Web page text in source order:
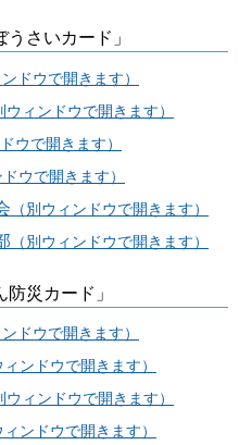
さいカード」
ンドウで開きます）
ウィンドウで開きます）
ウで開きます）
ドウで開きます）
（別ウィンドウで開きます）
（別ウィンドウで開きます）
災カード」
ンドウで開きます）
ィンドウで開きます）
ウィンドウで開きます）
ィンドウで開きます）